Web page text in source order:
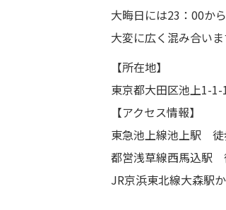
大晦日には23：00か
大変に広く混み合い
【所在地】
東京都大田区池上1-1-
【アクセス情報】
東急池上線池上駅 徒
都営浅草線西馬込駅
JR京浜東北線大森